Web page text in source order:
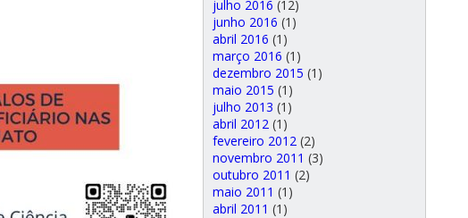
julho 2016 (12)
junho 2016 (1)
abril 2016 (1)
março 2016 (1)
dezembro 2015 (1)
maio 2015 (1)
julho 2013 (1)
abril 2012 (1)
fevereiro 2012 (2)
novembro 2011 (3)
outubro 2011 (2)
maio 2011 (1)
abril 2011 (1)